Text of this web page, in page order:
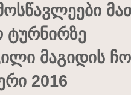
ტურნირზე
მაგიდის
2016